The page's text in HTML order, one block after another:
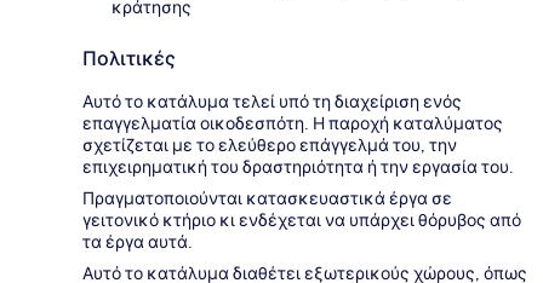
κράτησης
Πολιτικές
Αυτό το κατάλυμα τελεί υπό τη διαχείριση ενός
επαγγελματία οικοδεσπότη. Η παροχή καταλύματος
σχετίζεται με το ελεύθερο επάγγελμά του, την
επιχειρηματική του δραστηριότητα ή την εργασία του.
Πραγματοποιούνται κατασκευαστικά έργα σε
γειτονικό κτήριο κι ενδέχεται να υπάρχει θόρυβος από
τα έργα αυτά.
Αυτό το κατάλυμα διαθέτει εξωτερικούς χώρους, όπως